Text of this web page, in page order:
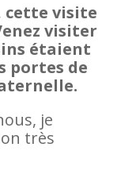
cette visite
visiter
étaient
portes de
je
très